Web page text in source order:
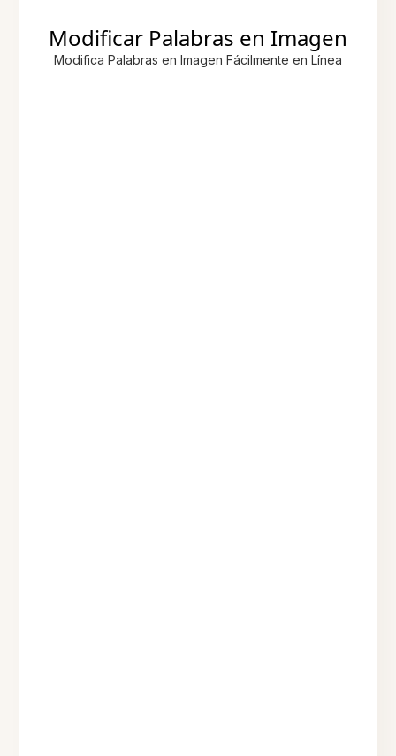
Modificar Palabras en Imagen
Modifica Palabras en Imagen Fácilmente en Línea